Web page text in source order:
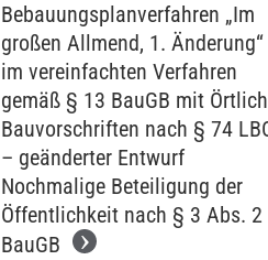
Bebauungsplanverfahren „Im
großen Allmend, 1. Änderung“
im vereinfachten Verfahren
gemäß § 13 BauGB mit
Bauvorschriften nach § 74
– geänderter Entwurf
Nochmalige Beteiligung der
Öffentlichkeit nach § 3 Abs. 2
BauGB